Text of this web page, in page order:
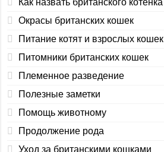
Окрасы британских кошек
Питание котят и взрослых кошек
Питомники британских кошек
Племенное разведение
Полезные заметки
Помощь животному
Продолжение рода
Уход за британскими кошками